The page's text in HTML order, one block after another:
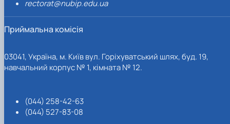
rectorat@nubip.edu.ua
Приймальна комісія
03041, Україна, м. Київ вул. Горіхуватський шлях, буд. 19,
навчальний корпус № 1, кімната № 12.
(044) 258-42-63
(044) 527-83-08